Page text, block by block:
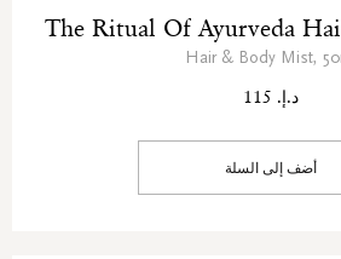
The Ritual Of Ayurveda
Hair & Body Mist,
د.إ. 115
أضف إلى السلة